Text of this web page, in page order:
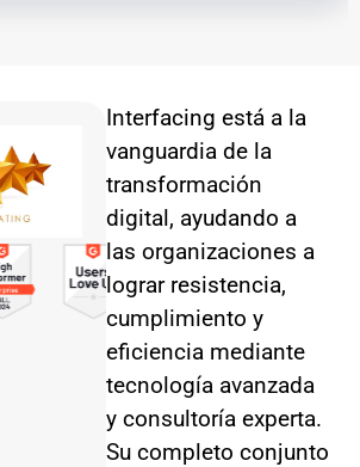
Interfacing está a la
vanguardia de la
transformación
digital, ayudando a
las organizaciones a
lograr resistencia,
cumplimiento y
eficiencia mediante
tecnología avanzada
y consultoría experta.
Su completo conjunto